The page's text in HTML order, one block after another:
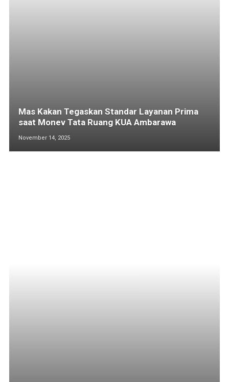
Mas Kakan Tegaskan Standar Layanan Prima
saat Monev Tata Ruang KUA Ambarawa
November 14, 2025